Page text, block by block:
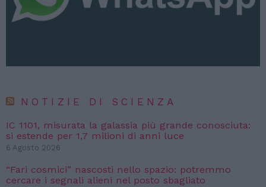
NOTIZIE DI SCIENZA
IC 1101, misurata la galassia più grande conosciuta:
si estende per 1,7 milioni di anni luce
6 Agosto 2026
“Fari cosmici” nascosti nello spazio: potremmo
cercare i segnali alieni nel posto sbagliato